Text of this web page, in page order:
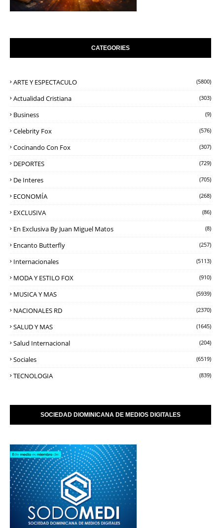
CATEGORIES
ARTE Y ESPECTACULO (5800)
Actualidad Cristiana (303)
Business (9)
Celebrity Fox (576)
Cocinando Con Fox (307)
DEPORTES (729)
De Interes (705)
ECONOMÍA (268)
EXCLUSIVA (86)
En Exclusiva By Juan Miguel Matos (8)
Encanto Butterfly (257)
Internacionales (5113)
MODA Y ESTILO FOX (910)
MUSICA Y MAS (5939)
NACIONALES RD (2370)
SALUD Y MAS (1645)
Salud Internacional (204)
Sociales (6519)
TECNOLOGIA (839)
SOCIEDAD DIOMINICANA DE MEDIOS DIGITALES